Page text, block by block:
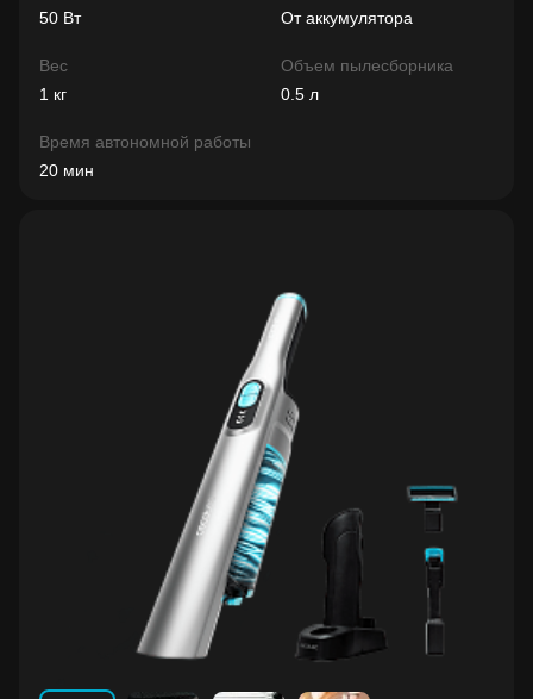
50 Вт
От аккумулятора
Вес
1 кг
Объем пылесборника
0.5 л
Время автономной работы
20 мин